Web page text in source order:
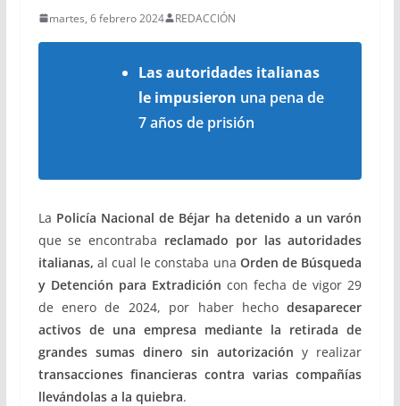
martes, 6 febrero 2024 REDACCIÓN
Las autoridades italianas
le impusieron una pena de
7 años de prisión
La Policía Nacional de Béjar ha detenido a un varón
que se encontraba reclamado por las autoridades
italianas, al cual le constaba una Orden de Búsqueda
y Detención para Extradición con fecha de vigor 29
de enero de 2024, por haber hechodesaparecer
activos de una empresa mediante la retirada de
grandes sumas dinero sin autorización y realizar
transacciones financieras contra varias compañías
llevándolas a la quiebra.